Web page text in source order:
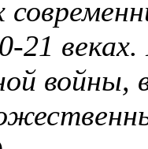
21
войны,